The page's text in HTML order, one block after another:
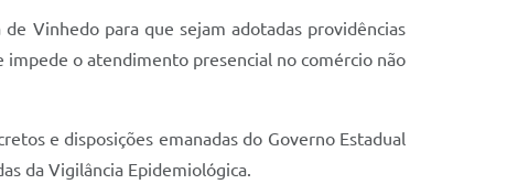
Vinhedo para que sejam adotadas providências
impede o atendimento presencial no comércio não
e disposições emanadas do Governo Estadual
da Vigilância Epidemiológica.